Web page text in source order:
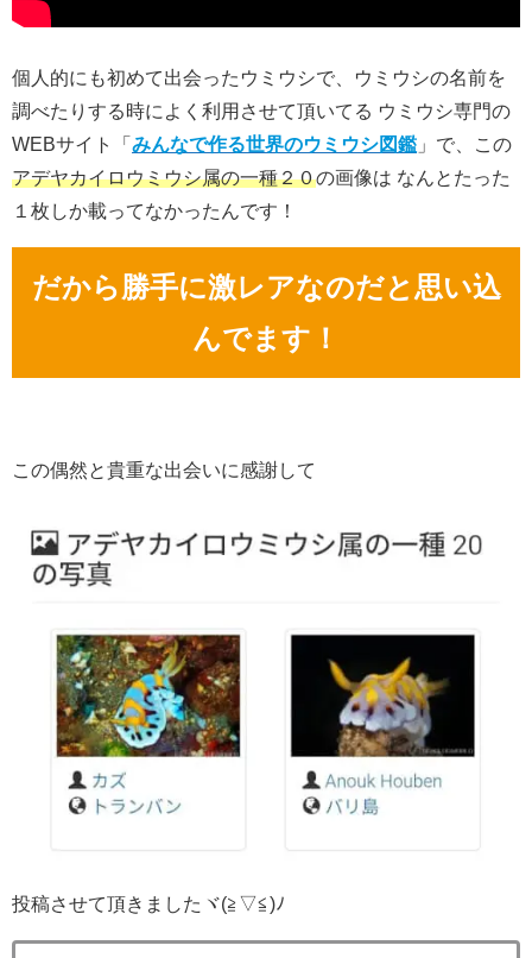
個人的にも初めて出会ったウミウシで、ウミウシの名前を
調べたりする時によく利用させて頂いてる ウミウシ専門の
WEBサイト「 みんなで作る世界のウミウシ図鑑 」で、この
アデヤカイロウミウシ属の一種２０の画像は なんとたった
１枚しか載ってなかったんです！
だから勝手に激レアなのだと 思い込
んでます ！
この偶然と貴重な出会いに感謝して
投稿させて頂きましたヾ(≧▽≦)ﾉ